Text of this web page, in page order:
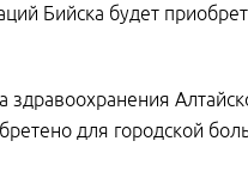
Бийска будет
здравоохранения
для городской